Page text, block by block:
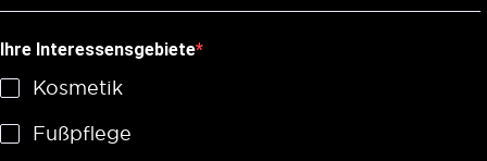
Ihre Interessensgebiete
Kosmetik
Fußpflege